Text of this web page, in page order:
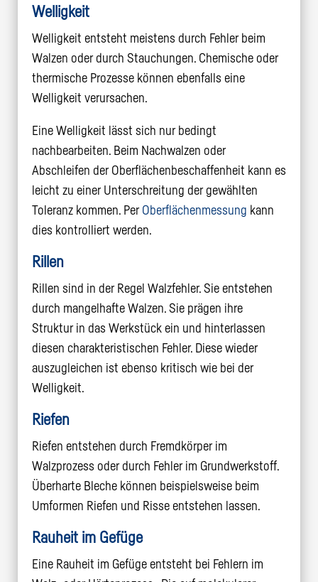
Welligkeit
Welligkeit entsteht meistens durch Fehler beim
Walzen oder durch Stauchungen. Chemische oder
thermische Prozesse können ebenfalls eine
Welligkeit verursachen.
Eine Welligkeit lässt sich nur bedingt
nachbearbeiten. Beim Nachwalzen oder
Abschleifen der Oberflächenbeschaffenheit kann es
leicht zu einer Unterschreitung der gewählten
Toleranz kommen. Per Oberflächenmessung kann
dies kontrolliert werden.
Rillen
Rillen sind in der Regel Walzfehler. Sie entstehen
durch mangelhafte Walzen. Sie prägen ihre
Struktur in das Werkstück ein und hinterlassen
diesen charakteristischen Fehler. Diese wieder
auszugleichen ist ebenso kritisch wie bei der
Welligkeit.
Riefen
Riefen entstehen durch Fremdkörper im
Walzprozess oder durch Fehler im Grundwerkstoff.
Überharte Bleche können beispielsweise beim
Umformen Riefen und Risse entstehen lassen.
Rauheitim Gefüge
Eine Rauheit im Gefüge entsteht bei Fehlern im